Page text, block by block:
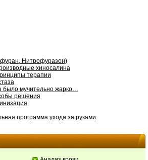
Нитрофуразон)
хиносалина
терапии
было мучительно жарко…
решения
программа ухода за руками